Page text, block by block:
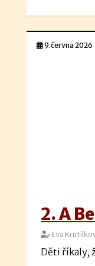
9.června 2026
2. A
Eva
Děti říkaly,